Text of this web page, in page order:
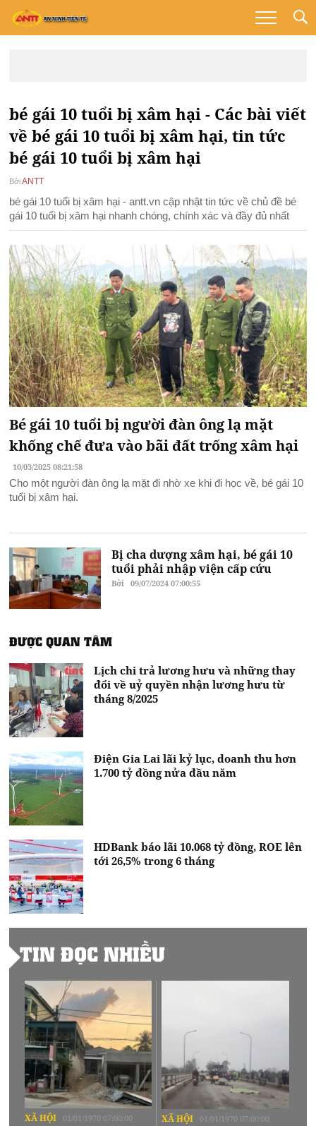
bé gái 10 tuổi bị xâm hại - Các bài viết
về bé gái 10 tuổi bị xâm hại, tin tức
bé gái 10 tuổi bị xâm hại
Bởi ANTT
bé gái 10 tuổi bị xâm hại - antt.vn cập nhật tin tức về chủ đề bé
gái 10 tuổi bị xâm hại nhanh chóng, chính xác và đầy đủ nhất
Bé gái 10 tuổi bị người đàn ông lạ mặt
khống chế đưa vào bãi đất trống xâm hại
10/03/2025 08:21:58
Cho một người đàn ông lạ mặt đi nhờ xe khi đi học về, bé gái 10
tuổi bị xâm hại.
Bị cha dượng xâm hại, bé gái 10
tuổi phải nhập viện cấp cứu
Bởi 09/07/2024 07:00:55
ĐƯỢC QUAN TÂM
Lịch chi trả lương hưu và những thay
đổi về uỷ quyền nhận lương hưu từ
tháng 8/2025
Điện Gia Lai lãi kỷ lục, doanh thu hơn
1.700 tỷ đồng nửa đầu năm
HDBank báo lãi 10.068 tỷ đồng, ROE lên
tới 26,5% trong 6 tháng
TIN ĐỌC NHIỀU
XÃ HỘI 01/01/1970 07:00:00 XÃ HỘI 01/01/1970 07:00:00